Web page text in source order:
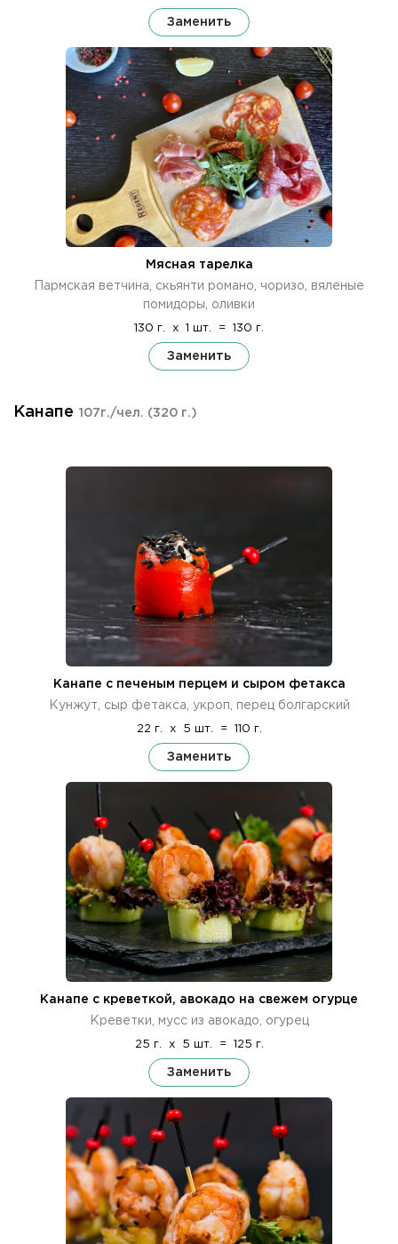
Заменить
Мясная тарелка
Пармская ветчина, скьянти романо, чоризо, вяленые
помидоры, оливки
130 г. x 1 шт. = 130 г.
Заменить
Канапе 107г./чел. (320 г.)
Канапе с печеным перцем и сыром фетакса
Кунжут, сыр фетакса, укроп, перец болгарский
22 г. x 5 шт. = 110 г.
Заменить
Канапе с креветкой, авокадо на свежем огурце
Креветки, мусс из авокадо, огурец
25 г. x 5 шт. = 125 г.
Заменить